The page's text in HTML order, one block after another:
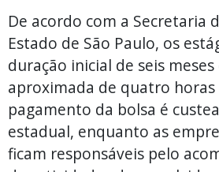
De acordo com a Secretaria
Estado de São Paulo, os
duração inicial de seis
aproximada de quatro horas
pagamento da bolsa é
estadual, enquanto as
ficam responsáveis pelo